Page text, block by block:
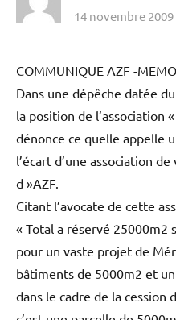
14 novembre 2009
COMMUNIQUE AZF -
Dans une dépêche datée
la position de l’association
dénonce ce quelle appelle
l’écart d’une association
d »AZF.
Citant l’avocate de cette
« Total a réservé 25000m2
pour un vaste projet de
bâtiments de 5000m2 et
dans le cadre de la cession